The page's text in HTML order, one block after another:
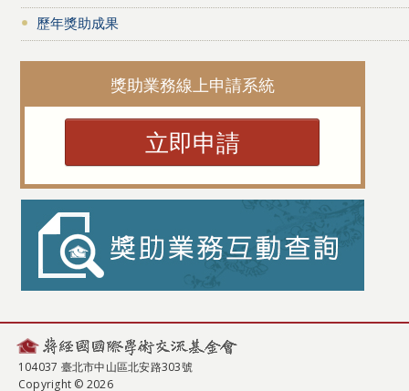
歷年獎助成果
獎助業務線上申請系統
立即申請
104037 臺北市中山區北安路303號
Copyright © 2026